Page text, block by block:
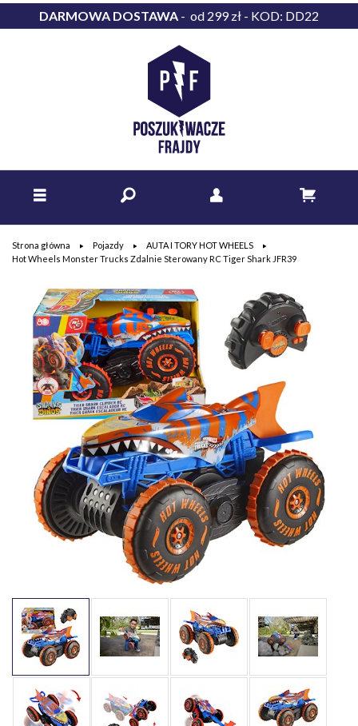
DARMOWA DOSTAWA - od 299 zł - KOD: DD22
Strona główna Pojazdy
AUTA I TORY HOT WHEELS
Hot Wheels Monster Trucks Zdalnie Sterowany RC Tiger Shark JFR39